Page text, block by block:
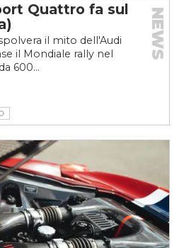
Quattro fa sul
il mito dell'Audi
il Mondiale rally nel
600...
NEWS
#RESTOMOD